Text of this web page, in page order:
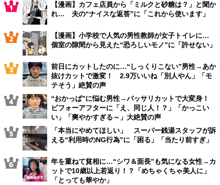
【漫画】カフェ店員から「ミルクと砂糖は？」と聞か
れ… 夫の“ナイスな返答”に「これから使います」
【漫画】小学校で人気の男性教師が女子トイレに…
個室の隙間から見えた“恐ろしいモノ”に「許せない」
前日にカットしたのに…“しっくりこない”男性→あか
抜けカットで激変！ 2.9万いいね「別人やん」「モ
テそう」絶賛の声
“おかっぱ”に悩む男性→バッサリカットで大変身！
ビフォーアフターに「え、同じ人！？」「かっこい
い」「爽やかすぎる～」大絶賛の声
「本当にやめてほしい」 スーパー銭湯スタッフが訴
える“利用時のNG行為”に「困る」「当たり前すぎ」
年を重ねて貧相に…“シワ＆面長”も気になる女性→カ
ットで10歳以上若返り！？「めちゃくちゃ美人に」
「とっても華やか」